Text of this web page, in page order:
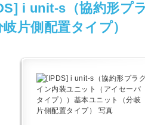
i unit-s（協約形プ
岐片側配置タイプ）